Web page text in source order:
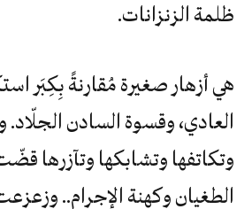
ظلمة الزنزانات.
هي أزهار صغيرة مُقارنةً بِكِبَر
العادي، وقسوة السادن الجلّاد.
وتكاتفها وتشابكها وتآزرها
الطغيان وكهنة الإجرام..